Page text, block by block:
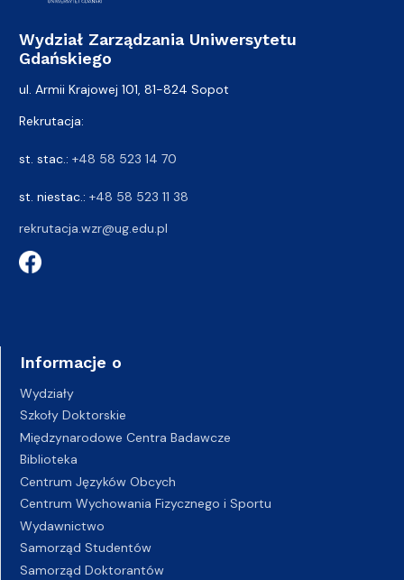
Wydział Zarządzania Uniwersytetu
Gdańskiego
ul. Armii Krajowej 101, 81-824 Sopot
Rekrutacja:
st. stac.: +48 58 523 14 70
st. niestac.: +48 58 523 11 38
rekrutacja.wzr@ug.edu.pl
Informacje o
Wydziały
Szkoły Doktorskie
Międzynarodowe Centra Badawcze
Biblioteka
Centrum Języków Obcych
Centrum Wychowania Fizycznego i Sportu
Wydawnictwo
Samorząd Studentów
Samorząd Doktorantów